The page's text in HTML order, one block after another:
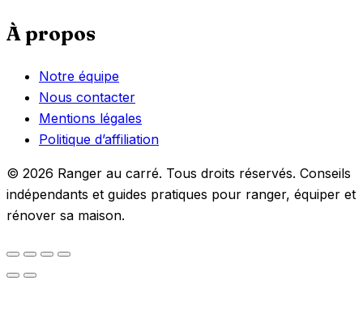
À propos
Notre équipe
Nous contacter
Mentions légales
Politique d’affiliation
© 2026 Ranger au carré. Tous droits réservés. Conseils
indépendants et guides pratiques pour ranger, équiper et
rénover sa maison.